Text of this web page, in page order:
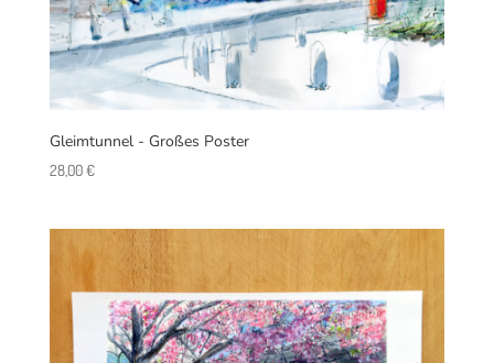
Gleimtunnel - Großes Poster
28,00€